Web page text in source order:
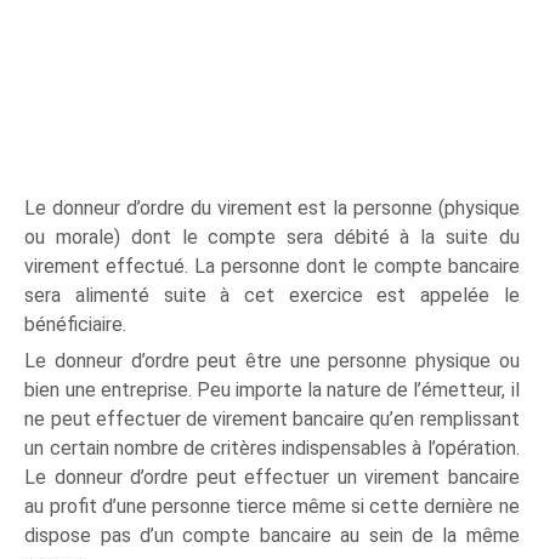
Le donneur d’ordre du virement est la personne (physique
ou morale) dont le compte sera débité à la suite du
virement effectué. La personne dont le compte bancaire
sera alimenté suite à cet exercice est appelée le
bénéficiaire.
Le donneur d’ordre peut être une personne physique ou
bien une entreprise. Peu importe la nature de l’émetteur, il
ne peut effectuer de virement bancaire qu’en remplissant
un certain nombre de critères indispensables à l’opération.
Le donneur d’ordre peut effectuer un virement bancaire
au profit d’une personne tierce même si cette dernière ne
dispose pas d’un compte bancaire au sein de la même